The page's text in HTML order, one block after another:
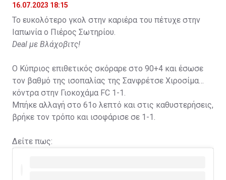
16.07.2023 18:15
Το ευκολότερο γκολ στην καριέρα του πέτυχε στην
Ιαπωνία ο Πιέρος Σωτηρίου.
Deal με Βλάχοβιτς!
Ο Κύπριος επιθετικός σκόραρε στο 90+4 και έσωσε
τον βαθμό της ισοπαλίας της Σανφρέτσε Χιροσίμα
κόντρα στην Γιοκοχάμα FC 1-1.
Μπήκε αλλαγή στο 61ο λεπτό και στις καθυστερήσεις,
βρήκε τον τρόπο και ισοφάρισε σε 1-1.
Δείτε πως: